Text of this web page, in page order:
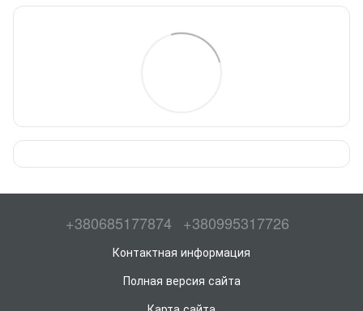
+380685177874 +380995317726
Контактная информация
Полная версия сайта